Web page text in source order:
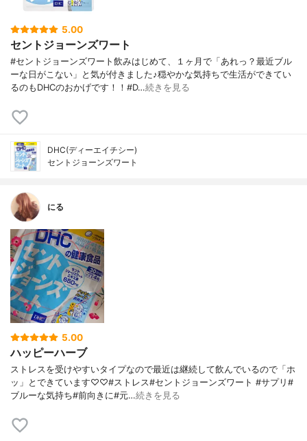
5.00
セントジョーンズワート
#セントジョーンズワート飲みはじめて、１ヶ月で「あれっ？最近ブル
ーな日がこない」と気が付きました♪穏やかな気持ちで生活ができてい
るのもDHCのおかげです！！#D…続きを見る
DHC(ディーエイチシー)
セントジョーンズワート
にる
5.00
ハッピーハーブ
ストレスを受けやすいタイプなので最近は継続して飲んでいるので「ホ
ッ」とできています♡♡#ストレス#セントジョーンズワート #サプリ#
ブルーな気持ち#前向きに#元…続きを見る